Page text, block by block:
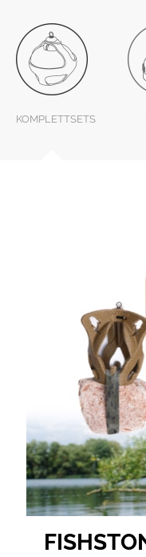
KOMPLETTSETS